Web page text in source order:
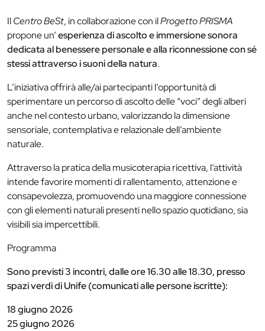
IlCentro BeSt, in collaborazione con ilProgetto PRISMA
propone un’esperienza di ascolto e immersione sonora
dedicata al benessere personale e alla riconnessione con sé
stessi attraverso i suoni della natura.
L’iniziativa offrirà alle/ai partecipanti l’opportunità di
sperimentare un percorso di ascolto delle “voci” degli alberi
anche nel contesto urbano, valorizzando la dimensione
sensoriale, contemplativa e relazionale dell’ambiente
naturale.
Attraverso la pratica della musicoterapia ricettiva, l’attività
intende favorire momenti di rallentamento, attenzione e
consapevolezza, promuovendo una maggiore connessione
con gli elementi naturali presenti nello spazio quotidiano, sia
visibili sia impercettibili.
Programma
Sono previsti 3 incontri, dalle ore 16.30 alle 18.30, presso
spazi verdi di Unife (comunicati alle persone iscritte):
18 giugno 2026
25 giugno 2026